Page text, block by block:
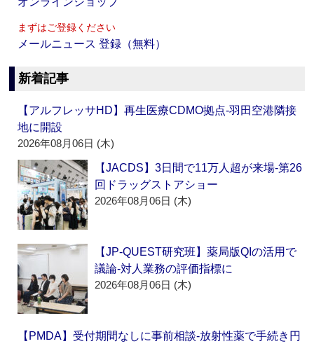
まずはご登録ください
メールニュース 登録（無料）
新着記事
【アルフレッサHD】再生医療CDMO拠点‐羽田空港隣接
地に開設
2026年08月06日 (木)
【JACDS】3日間で11万人超が来場‐第26
回ドラッグストアショー
2026年08月06日 (木)
【JP-QUEST研究班】薬局版QIの活用で
議論‐対人業務の評価指標に
2026年08月06日 (木)
【PMDA】受付期間なしに事前相談‐放射性薬で手続き円